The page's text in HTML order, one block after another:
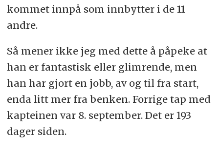
kommet innpå som innbytter i de 11
andre.
Så mener ikke jeg med dette å påpeke at
han er fantastisk eller glimrende, men
han har gjort en jobb, av og til fra start,
enda litt mer fra benken. Forrige tap med
kapteinen var 8. september. Det er 193
dager siden.